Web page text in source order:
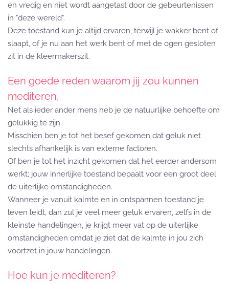
en vredig en niet wordt aangetast door de gebeurtenissen
in "deze wereld".
Deze toestand kun je altijd ervaren, terwijl je wakker bent of
slaapt, of je nu aan het werk bent of met de ogen gesloten
zit in de kleermakerszit.
Een goede reden waarom jij zou kunnen
mediteren.
Net als ieder ander mens heb je de natuurlijke behoefte om
gelukkig te zijn.
Misschien ben je tot het besef gekomen dat geluk niet
slechts afhankelijk is van externe factoren.
Of ben je tot het inzicht gekomen dat het eerder andersom
werkt; jouw innerlijke toestand bepaalt voor een groot deel
de uiterlijke omstandigheden.
Wanneer je vanuit kalmte en in ontspannen toestand je
leven leidt, dan zul je veel meer geluk ervaren, zelfs in de
kleinste handelingen, je krijgt meer vat op de uiterlijke
omstandigheden omdat je ziet dat de kalmte in jou zich
voortzet in jouw handelingen.
Hoe kun je mediteren?